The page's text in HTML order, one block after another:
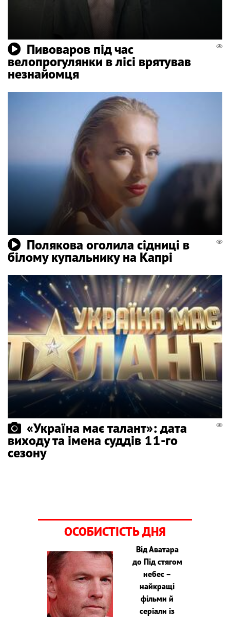
Пивоваров під час
велопрогулянки в лісі врятував
незнайомця
Полякова оголила сідниці в
білому купальнику на Капрі
«Україна має талант»: дата
виходу та імена суддів 11-го
сезону
ОСОБИСТІСТЬ ДНЯ
Від Аватара
до Під стягом
небес –
найкращі
фільми й
серіали із